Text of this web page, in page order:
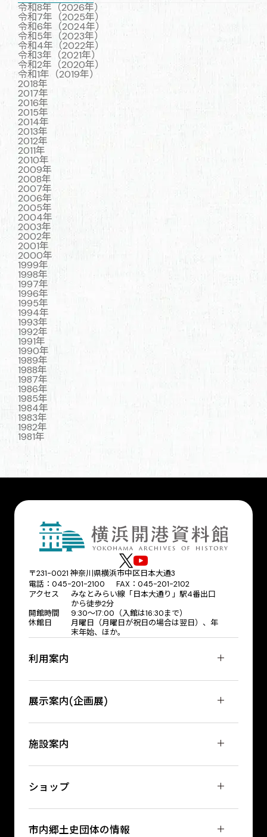
令和8年（2026年）
令和7年（2025年）
令和6年（2024年）
令和5年（2023年）
令和4年（2022年）
令和3年（2021年）
令和2年（2020年）
令和1年（2019年）
2018年
2017年
2016年
2015年
2014年
2013年
2012年
2011年
2010年
2009年
2008年
2007年
2006年
2005年
2004年
2003年
2002年
2001年
2000年
1999年
1998年
1997年
1996年
1995年
1994年
1993年
1992年
1991年
1990年
1989年
1988年
1987年
1986年
1985年
1984年
1983年
1982年
1981年
〒231-0021 神奈川県横浜市中区日本大通3
電話：045-201-2100 FAX：045-201-2102
アクセス
みなとみらい線「日本大通り」駅4番出口
から徒歩2分
開館時間
9:30〜17:00（入館は16:30まで）
休館日
月曜日（月曜日が祝日の場合は翌日）、年
末年始、ほか。
利用案内
展示案内(企画展)
施設案内
ショップ
市内郷土史団体の情報